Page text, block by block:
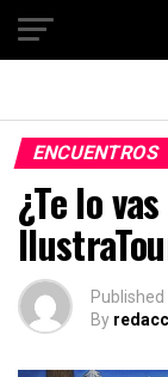
ENCUENTROS
¿Te lo
Published
By